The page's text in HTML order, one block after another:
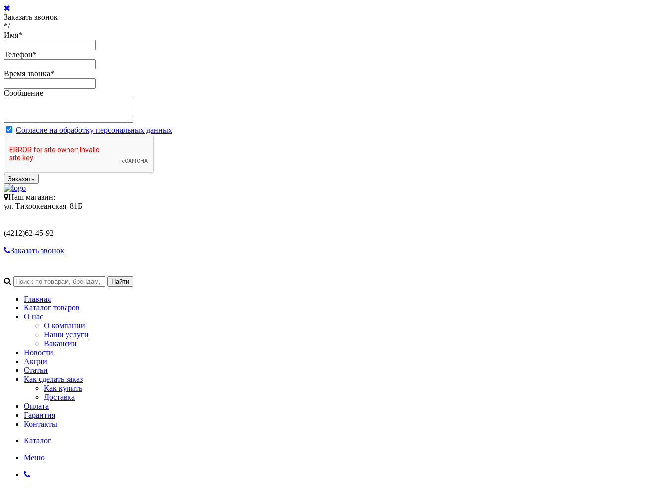
Заказать звонок
*/
Имя*
Телефон*
Время звонка*
Сообщение
Согласие на обработку персональных данных
Заказать
Наш магазин:
ул. Тихоокеанская, 81Б
(4212)62-45-92
Заказать звонок
Главная
Каталог товаров
О нас
О компании
Наши услуги
Вакансии
Новости
Акции
Статьи
Как сделать заказ
Как купить
Доставка
Оплата
Гарантия
Контакты
Каталог
Меню